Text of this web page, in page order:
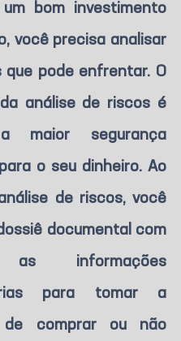
bom investimento
você precisa analisar
que pode enfrentar. O
análise de riscos é
maior segurança
o seu dinheiro. Ao
de riscos, você
documental com
informações
para tomar a
de comprar ou não